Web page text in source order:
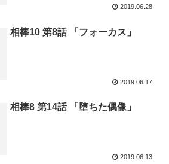
2019.06.28
相棒10 第8話 「フォーカス」
2019.06.17
相棒8 第14話 「堕ちた偶像」
2019.06.13